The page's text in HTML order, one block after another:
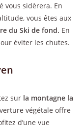
vous sidèrera. En
vous êtes aux
du Ski de fond. En
éviter les chutes.
sur la montagne la
végétale offre
d’une vue